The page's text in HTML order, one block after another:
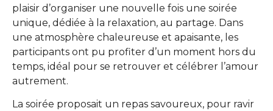
plaisir d’organiser une nouvelle fois une soirée
unique, dédiée à la relaxation, au partage. Dans
une atmosphère chaleureuse et apaisante, les
participants ont pu profiter d’un moment hors du
temps, idéal pour se retrouver et célébrer l’amour
autrement.
La soirée proposait un repas savoureux, pour ravir